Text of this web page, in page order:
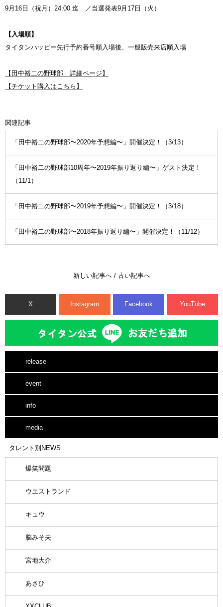
9月16日（祝月）24:00 迄 ／当選発表9月17日（火）
【入場順】
タイタンハッピー先行予約番号順入場後、一般販売来店順入場
【田中裕二の野球部 詳細ページ】
【チケット購入はこちら】
関連記事
「田中裕二の野球部〜2020年予想編〜」開催決定！（3/13）
「田中裕二の野球部10周年〜2019年振り返り編〜」ゲスト決定！
（11/1）
「田中裕二の野球部〜2019年予想編〜」開催決定！（3/18）
「田中裕二の野球部〜2018年振り返り編〜」開催決定！（11/12）
新しい記事へ/ 古い記事へ
X Instagram Facebook YouTube
release
event
info
media
タレント別NEWS
爆笑問題
ウエストランド
キュウ
脳みそ夫
宮地大介
あさひ